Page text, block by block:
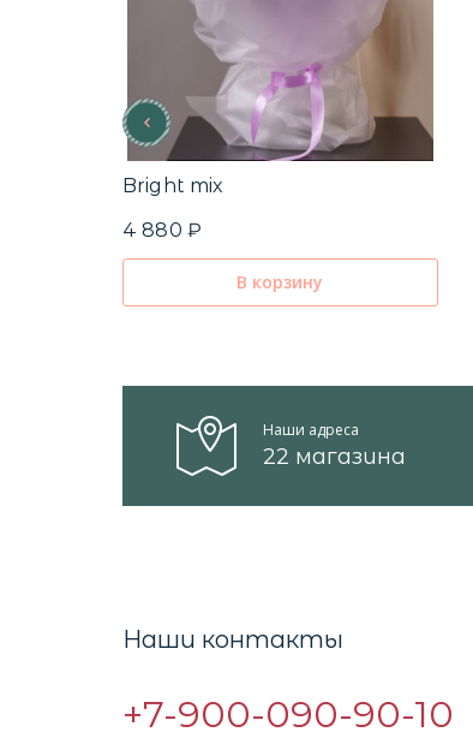
Bright mix
4 880 ₽
В корзину
Наши адреса
22 магазина
Наши контакты
+7-900-090-90-10